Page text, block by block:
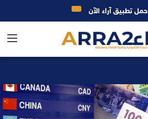
حمل تطبيق آراء الآن